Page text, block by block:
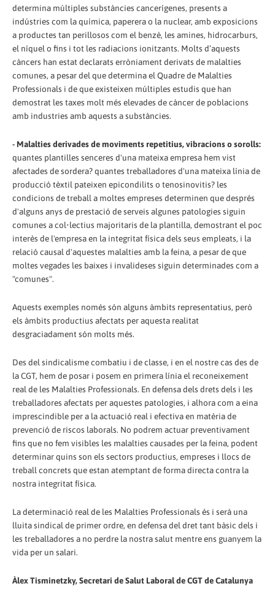
determina múltiples substàncies cancerígenes, presents a
indústries com la química, paperera o la nuclear, amb exposicions
a productes tan perillosos com el benzè, les amines, hidrocarburs,
el níquel o fins i tot les radiacions ionitzants. Molts d’aquests
càncers han estat declarats erròniament derivats de malalties
comunes, a pesar del que determina el Quadre de Malalties
Professionals i de que existeixen múltiples estudis que han
demostrat les taxes molt més elevades de càncer de poblacions
amb industries amb aquests a substàncies.
- Malalties derivades de moviments repetitius, vibracions o sorolls:
quantes plantilles senceres d'una mateixa empresa hem vist
afectades de sordera? quantes treballadores d'una mateixa línia de
producció tèxtil pateixen epicondilits o tenosinovitis? les
condicions de treball a moltes empreses determinen que després
d'alguns anys de prestació de serveis algunes patologies siguin
comunes a col•lectius majoritaris de la plantilla, demostrant el poc
interès de l'empresa en la integritat física dels seus empleats, i la
relació causal d'aquestes malalties amb la feina, a pesar de que
moltes vegades les baixes i invalideses siguin determinades com a
"comunes".
Aquests exemples només són alguns àmbits representatius, però
els àmbits productius afectats per aquesta realitat
desgraciadament són molts més.
Des del sindicalisme combatiu i de classe, i en el nostre cas des de
la CGT, hem de posar i posem en primera línia el reconeixement
real de les Malalties Professionals. En defensa dels drets dels i les
treballadores afectats per aquestes patologies, i alhora com a eina
imprescindible per a la actuació real i efectiva en matèria de
prevenció de riscos laborals. No podrem actuar preventivament
fins que no fem visibles les malalties causades per la feina, podent
determinar quins son els sectors productius, empreses i llocs de
treball concrets que estan atemptant de forma directa contra la
nostra integritat física.
La determinació real de les Malalties Professionals és i serà una
lluita sindical de primer ordre, en defensa del dret tant bàsic dels i
les treballadores a no perdre la nostra salut mentre ens guanyem la
vida per un salari.
Àlex Tisminetzky, Secretari de Salut Laboral de CGT de Catalunya